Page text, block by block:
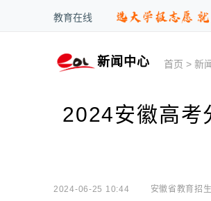
教育在线
新闻中心 首页 >新
2024安徽高考
2024-06-25 10:44 安徽省教育招